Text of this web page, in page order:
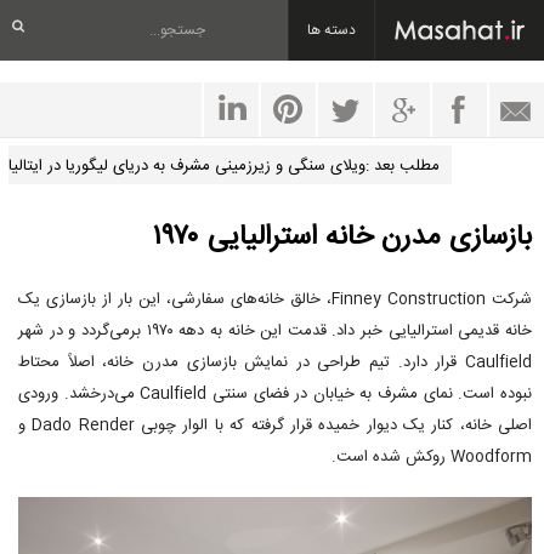
دسته ها
مطلب بعد :ویلای سنگی و زیرزمینی مشرف به دریای لیگوریا در ایتالیا
بازسازی مدرن خانه استرالیایی ۱۹۷۰
شرکت Finney Construction، خالق خانه‌های سفارشی، این بار از بازسازی یک
خانه قدیمی استرالیایی خبر داد. قدمت این خانه به دهه ۱۹۷۰ برمی‌گردد و در شهر
Caulfield قرار دارد. تیم طراحی در نمایش بازسازی مدرن خانه، اصلاً محتاط
نبوده است. نمای مشرف‌ به خیابان در فضای سنتی Caulfield می‌درخشد. ورودی
اصلی خانه، کنار یک دیوار خمیده قرار گرفته که با الوار چوبی Dado Render و
Woodform روکش شده است.